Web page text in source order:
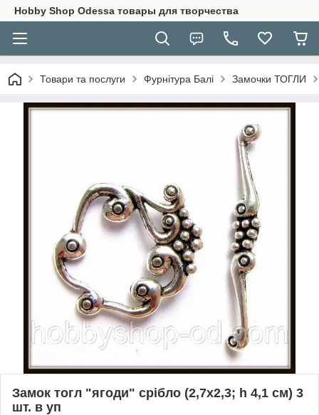
Hobbу Shop Odessa товары для творчества
Товари та послуги Фурнітура Балі Замочки ТОГЛИ
Замок тогл "ягоди" срібло (2,7х2,3; h 4,1 см) 3
шт. в уп